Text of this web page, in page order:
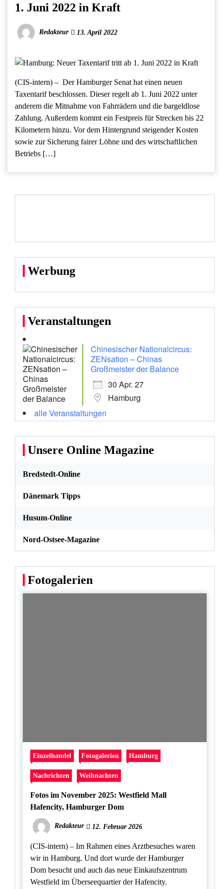
1. Juni 2022 in Kraft
Redakteur 13. April 2022
(CIS-intern) – Der Hamburger Senat hat einen neuen
Taxentarif beschlossen. Dieser regelt ab 1. Juni 2022 unter
anderem die Mitnahme von Fahrrädern und die bargeldlose
Zahlung. Außerdem kommt ein Festpreis für Strecken bis 22
Kilometern hinzu. Vor dem Hintergrund steigender Kosten
sowie zur Sicherung fairer Löhne und des wirtschaftlichen
Betriebs […]
Werbung
Veranstaltungen
Chinesischer Nationalcircus:
ZENsation – Chinas
Großmeister der Balance
30 Apr. 27
Hamburg
alle Veranstaltungen
Unsere Online Magazine
Bredstedt-Online
Dänemark Tipps
Husum-Online
Nord-Ostsee-Magazine
Fotogalerien
Einzelhandel Fotogalerien Hamburg
Nachrichten Weihnachten
Fotos im November 2025: Westfield Mall
Hafencity, Hamburger Dom
Redakteur 12. Februar 2026
(CIS-intern) – Im Rahmen eines Arztbesuches waren
wir in Hamburg. Und dort wurde der Hamburger
Dom besucht und auch das neue Einkaufszentrum
Westfield im Überseequartier der Hafencity.